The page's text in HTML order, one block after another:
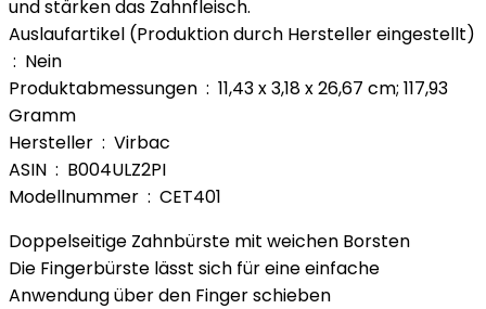
und stärken das Zahnfleisch.
Auslaufartikel (Produktion durch Hersteller eingestellt)
‏ : ‎ Nein
Produktabmessungen ‏ : ‎ 11,43 x 3,18 x 26,67 cm; 117,93
Gramm
Hersteller ‏ : ‎ Virbac
ASIN ‏ : ‎ B004ULZ2PI
Modellnummer ‏ : ‎ CET401
Doppelseitige Zahnbürste mit weichen Borsten
Die Fingerbürste lässt sich für eine einfache
Anwendung über den Finger schieben